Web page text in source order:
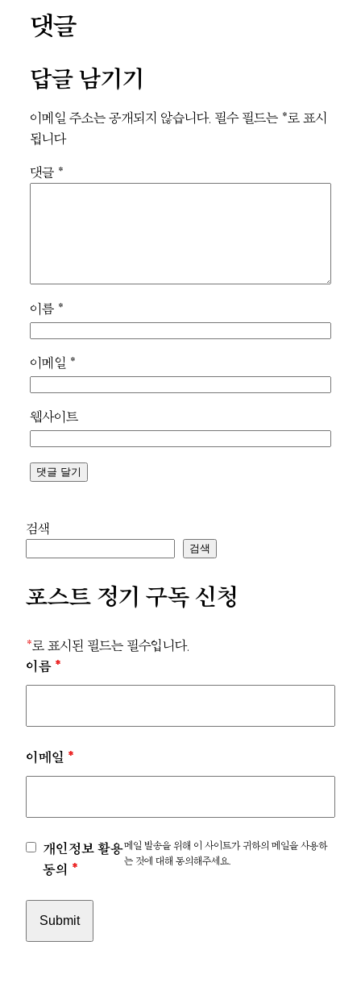
댓글
답글 남기기
이메일 주소는 공개되지 않습니다. 필수 필드는 *로 표시
됩니다
댓글 *
이름 *
이메일 *
웹사이트
검색
검색
포스트 정기 구독 신청
*로 표시된 필드는 필수입니다.
이름 *
이메일 *
개인정보 활용
동의 *
메일 발송을 위해 이 사이트가 귀하의 메일을 사용하
는 것에 대해 동의해주세요.